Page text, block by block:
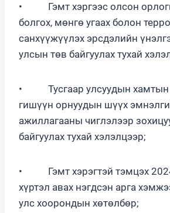
• Гэмт хэргээс олсон
болгох, мөнгө угаах болон
санхүүжүүлэх эрсдэлийн
улсын төв байгуулах тухай
• Тусгаар улсуудын хамтын
гишүүн орнуудын шүүх
ажиллагааны чиглэлээр
байгуулах тухай хэлэлцээр;
• Гэмт хэрэгтэй тэмцэх
хүртэл авах нэгдсэн арга
улс хоорондын хөтөлбөр;